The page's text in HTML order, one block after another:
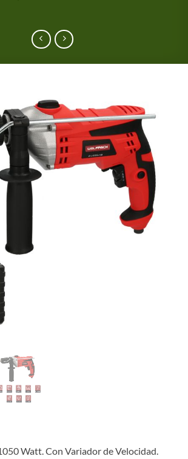
Watt. Con Variador de Velocidad.